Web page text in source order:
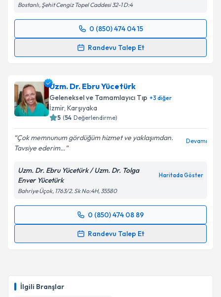
İlgili Branşlar
Bostanlı, Şehit Cengiz Topel Caddesi 32-1 D:4
0 (850) 474 04 15
Randevu Talep Et
Randevu Takvimi Talebi
takvim hazırlandığında e-posta ile bilgilendireceğiz.
E-posta Adresiniz
kapsamda işlenmesini kabul ediyorum.
Takvim Talebini Gönder
Uzm. Dr. Ebru Yücetürk
Geleneksel ve Tamamlayıcı Tıp +3 diğer
İzmir, Karşıyaka
5 (54 Değerlendirme)
Çok memnunum gördüğüm hizmet ve yaklaşımdan.
Tavsiye ederim…
Devamı
Uzm. Dr. Ebru Yücetürk / Uzm. Dr. Tolga
Enver Yücetürk
Haritada Göster
Bahriye Üçok, 1763/2. Sk No:4H, 35580
0 (850) 474 08 89
Randevu Talep Et
Randevu Takvimi Talebi
E-posta Adresiniz